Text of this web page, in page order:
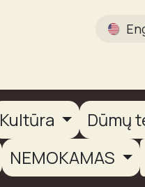
Kultūra Dūmų
NEMOKAMAS